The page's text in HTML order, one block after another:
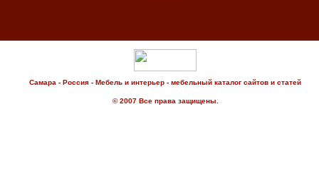
Самара - Россия - Мебель и интерьер - мебельный каталог сайтов и статей
© 2007 Все права защищены.